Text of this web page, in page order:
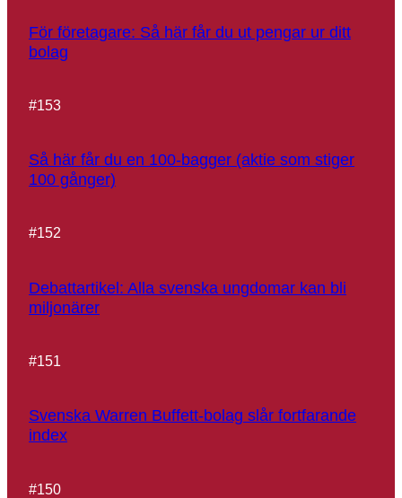
För företagare: Så här får du ut pengar ur ditt
bolag
#153
Så här får du en 100-bagger (aktie som stiger
100 gånger)
#152
Debattartikel: Alla svenska ungdomar kan bli
miljonärer
#151
Svenska Warren Buffett-bolag slår fortfarande
index
#150